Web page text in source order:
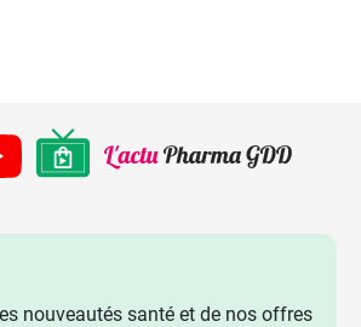
nouveautés santé et de nos offres